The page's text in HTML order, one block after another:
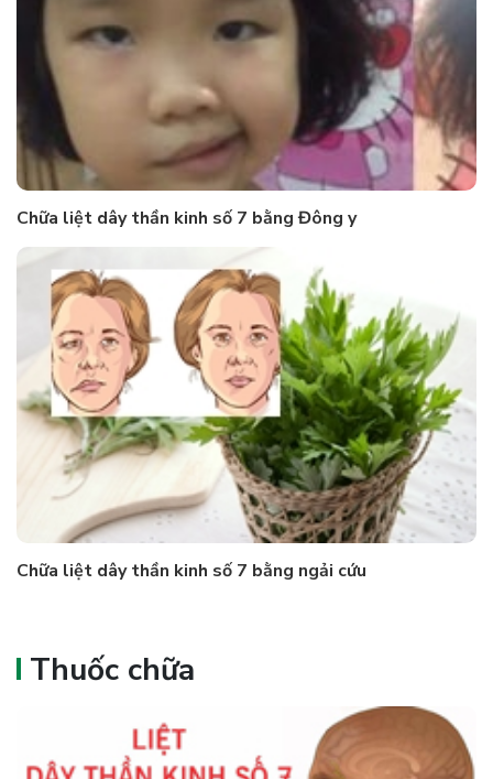
Chữa liệt dây thần kinh số 7 bằng Đông y
Chữa liệt dây thần kinh số 7 bằng ngải cứu
Thuốc chữa